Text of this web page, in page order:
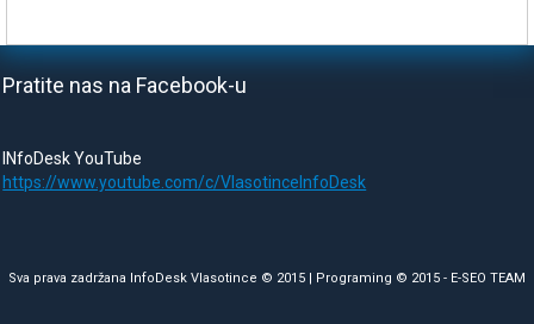
Pratite nas na Facebook-u
INfoDesk YouTube
https://www.youtube.com/c/VlasotinceInfoDesk
Sva prava zadržana InfoDesk Vlasotince © 2015 | Programing © 2015 - E-SEO TEAM